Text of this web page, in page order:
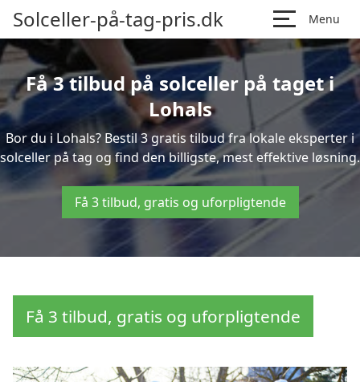
Solceller-på-tag-pris.dk Menu
Få 3 tilbud på solceller på taget i
Lohals
Bor du i Lohals? Bestil 3 gratis tilbud fra lokale eksperter i
solceller på tag og find den billigste, mest effektive løsning.
Få 3 tilbud, gratis og uforpligtende
Få 3 tilbud, gratis og uforpligtende